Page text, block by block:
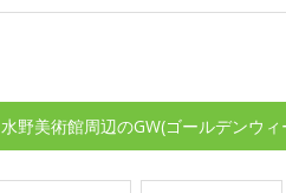
水野美術館周辺のGW(ゴールデンウ